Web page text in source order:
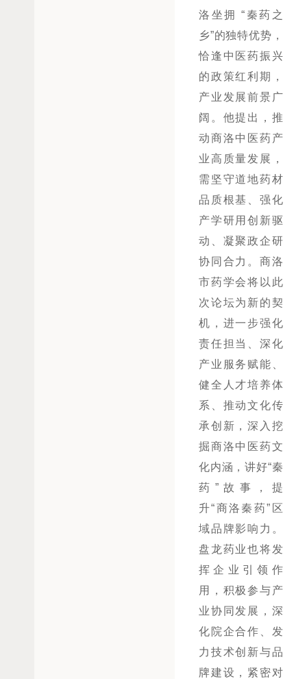
洛坐拥
“秦药之
乡”的独特优势，
恰逢中医药振兴
的政策红利期，
产业发展前景广
阔。他提出，推
动商洛中医药产
业高质量发展，
需坚守道地药材
品质根基、强化
产学研用创新驱
动、凝聚政企研
协同合力 。 商洛
市药学会将以此
次论坛为新的契
机，进一步强化
责任担当、 深化
产业服务赋能、
健全人才培养体
系、推动文化传
承创新，深入挖
掘商洛中医药文
化内涵，讲好“秦
药 ” 故事，提
升“商洛秦药” 区
域品牌影响力。
盘龙药业也将发
挥企业引领作
用， 积极参与产
业协同发展 ， 深
化院企合作、发
力技术创新与品
牌建设， 紧密对